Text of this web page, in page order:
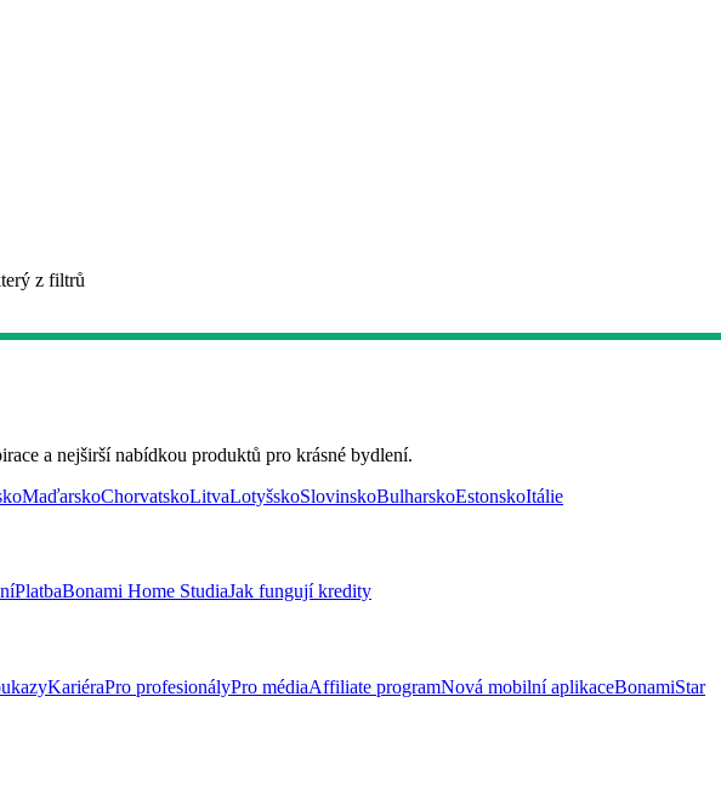
z filtrů
a nejširší nabídkou produktů pro krásné bydlení.
MaďarskoChorvatskoLitvaLotyšskoSlovinskoBulharskoEstonskoItálie
PlatbaBonami Home StudiaJak fungují kredity
KariéraPro profesionályPro médiaAffiliate programNová mobilní aplikaceBonamiStar